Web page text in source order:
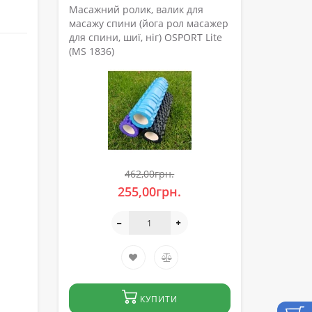
Масажний ролик, валик для
масажу спини (йога рол масажер
для спини, шиї, ніг) OSPORT Lite
(MS 1836)
462,00грн.
255,00грн.
КУПИТИ